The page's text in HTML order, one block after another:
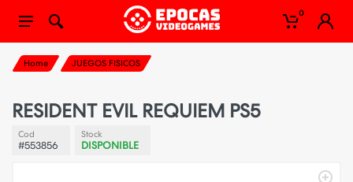
0
Home JUEGOS FISICOS
RESIDENT EVIL REQUIEM PS5
Cod
#553856
Stock
DISPONIBLE